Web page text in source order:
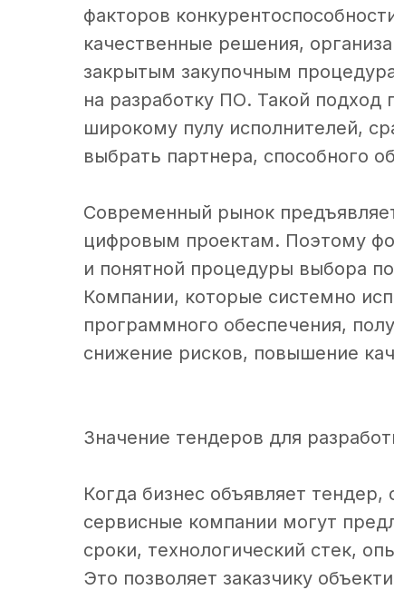
факторов
качественные решения,
закрытым закупочным
на разработку ПО. Такой подход
широкому пулу исполнителей,
выбрать партнера, способного
Современный рынок
цифровым проектам. Поэтому
и понятной процедуры выбора
Компании, которые системно
программного обеспечения,
снижение рисков, повышение
Значение тендеров для
Когда бизнес объявляет
сервисные компании могут
сроки, технологический стек,
Это позволяет заказчику